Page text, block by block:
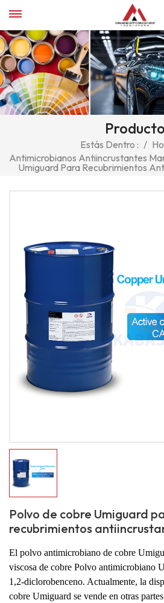
Producto
Estás Dentro : /
Antimicrobianos Antiincrustantes
Umiguard Para Recubrimientos
Polvo de cobre Umiguard
recubrimientos
El polvo antimicrobiano de cobre
viscosa de cobre Polvo antimicrobiano
1,2-diclorobenceno. Actualmente, la
cobre Umiguard se vende en otras